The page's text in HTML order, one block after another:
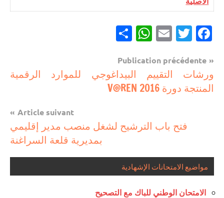
Facebook
Twitter
Email
WhatsApp
مستجدات
تربوية
Navigation
de
l’article
Publication précédente
ورشات التقييم البيداغوجي للموارد الرقمية
المنتجة دورة V@REN 2016
Article suivant
فتح باب الترشيح لشغل منصب مدير إقليمي
بمديرية قلعة السراغنة
مواضيع الامتحانات الإشهادية
الامتحان الوطني للباك مع التصحيح